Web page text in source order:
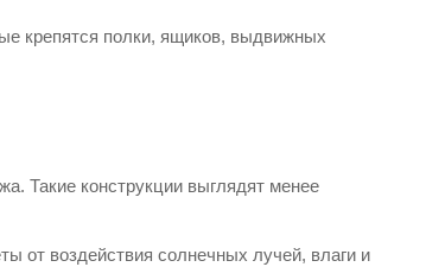
крепятся полки, ящиков, выдвижных
Такие конструкции выглядят менее
воздействия солнечных лучей, влаги и